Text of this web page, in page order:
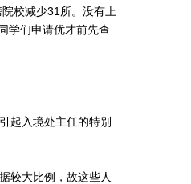
校减少31所。没有上
学们申请优才前先查
起入境处主任的特别
较大比例，故这些人